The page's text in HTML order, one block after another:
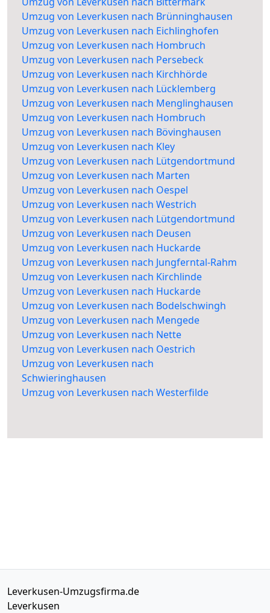
Umzug von Leverkusen nach Brünninghausen
Umzug von Leverkusen nach Eichlinghofen
Umzug von Leverkusen nach Hombruch
Umzug von Leverkusen nach Persebeck
Umzug von Leverkusen nach Kirchhörde
Umzug von Leverkusen nach Lücklemberg
Umzug von Leverkusen nach Menglinghausen
Umzug von Leverkusen nach Hombruch
Umzug von Leverkusen nach Bövinghausen
Umzug von Leverkusen nach Kley
Umzug von Leverkusen nach Lütgendortmund
Umzug von Leverkusen nach Marten
Umzug von Leverkusen nach Oespel
Umzug von Leverkusen nach Westrich
Umzug von Leverkusen nach Lütgendortmund
Umzug von Leverkusen nach Deusen
Umzug von Leverkusen nach Huckarde
Umzug von Leverkusen nach Jungferntal-Rahm
Umzug von Leverkusen nach Kirchlinde
Umzug von Leverkusen nach Huckarde
Umzug von Leverkusen nach Bodelschwingh
Umzug von Leverkusen nach Mengede
Umzug von Leverkusen nach Nette
Umzug von Leverkusen nach Oestrich
Umzug von Leverkusen nach
Schwieringhausen
Umzug von Leverkusen nach Westerfilde
Leverkusen-Umzugsfirma.de
Leverkusen